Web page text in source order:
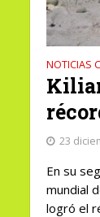
NOTICIAS
23
En su
mundial
logró el